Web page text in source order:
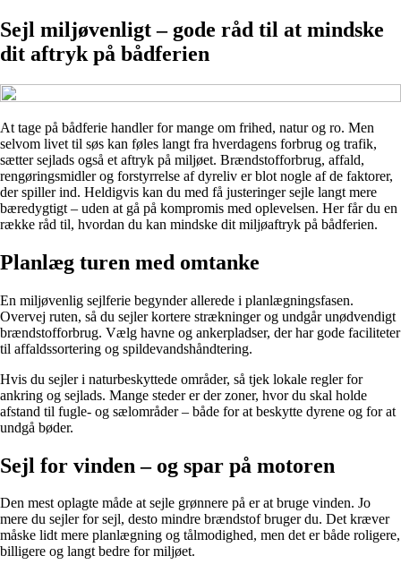
Sejl miljøvenligt – gode råd til at mindske
dit aftryk på bådferien
At tage på bådferie handler for mange om frihed, natur og ro. Men
selvom livet til søs kan føles langt fra hverdagens forbrug og trafik,
sætter sejlads også et aftryk på miljøet. Brændstofforbrug, affald,
rengøringsmidler og forstyrrelse af dyreliv er blot nogle af de faktorer,
der spiller ind. Heldigvis kan du med få justeringer sejle langt mere
bæredygtigt – uden at gå på kompromis med oplevelsen. Her får du en
række råd til, hvordan du kan mindske dit miljøaftryk på bådferien.
Planlæg turen med omtanke
En miljøvenlig sejlferie begynder allerede i planlægningsfasen.
Overvej ruten, så du sejler kortere strækninger og undgår unødvendigt
brændstofforbrug. Vælg havne og ankerpladser, der har gode faciliteter
til affaldssortering og spildevandshåndtering.
Hvis du sejler i naturbeskyttede områder, så tjek lokale regler for
ankring og sejlads. Mange steder er der zoner, hvor du skal holde
afstand til fugle- og sælområder – både for at beskytte dyrene og for at
undgå bøder.
Sejl for vinden – og spar på motoren
Den mest oplagte måde at sejle grønnere på er at bruge vinden. Jo
mere du sejler for sejl, desto mindre brændstof bruger du. Det kræver
måske lidt mere planlægning og tålmodighed, men det er både roligere,
billigere og langt bedre for miljøet.